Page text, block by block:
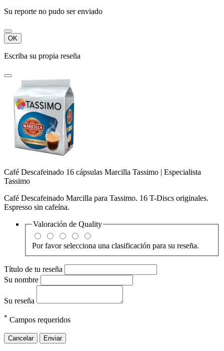
Su reporte no pudo ser enviado
OK
Escriba su propia reseña
Café Descafeinado 16 cápsulas Marcilla Tassimo | Especialista
Tassimo
Café Descafeinado Marcilla para Tassimo. 16 T-Discs originales.
Espresso sin cafeína.
Valoración de Quality
Por favor selecciona una clasificación para su reseña.
Título de tu reseña
Su nombre
Su reseña
* Campos requeridos
Cancelar Enviar